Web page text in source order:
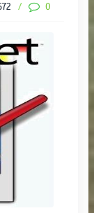
/ 0